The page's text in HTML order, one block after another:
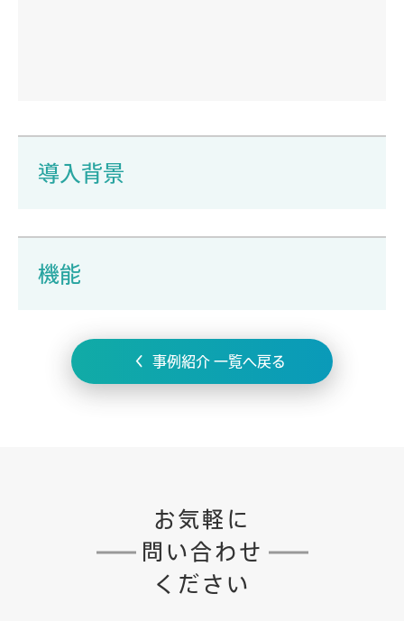
導入背景
機能
事例紹介 一覧へ戻る
お気軽に
問い合わせ
ください